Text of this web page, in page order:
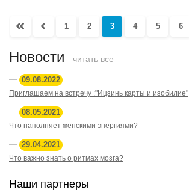
1 2 3 4 5 6
Новости читать все
09.08.2022
Приглашаем на встречу :"Ицзинь карты и изобилие"
08.05.2021
Что наполняет женскими энергиями?
29.04.2021
Что важно знать о ритмах мозга?
Наши партнеры